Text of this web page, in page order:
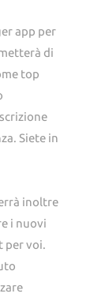
app per
di
top
Siete in
inoltre
i nuovi
per voi.